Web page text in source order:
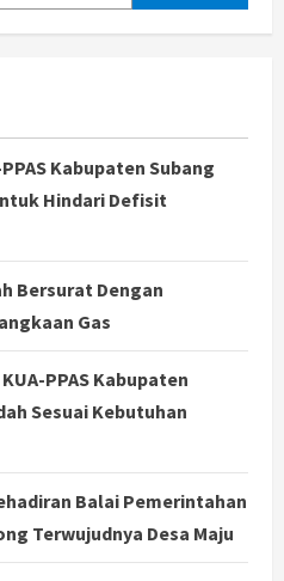
Kabupaten Subang
Hindari Defisit
Bersurat Dengan
Gas
PPAS Kabupaten
Sesuai Kebutuhan
Balai Pemerintahan
Terwujudnya Desa Maju